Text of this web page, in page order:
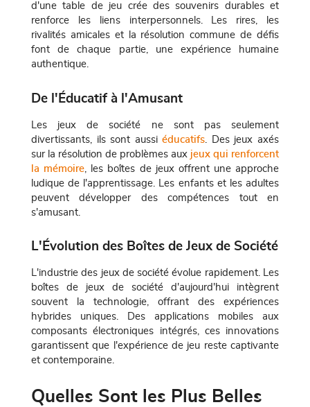
d'une table de jeu crée des souvenirs durables et
renforce les liens interpersonnels. Les rires, les
rivalités amicales et la résolution commune de défis
font de chaque partie, une expérience humaine
authentique.
De l'Éducatif à l'Amusant
Les jeux de société ne sont pas seulement
divertissants, ils sont aussiéducatifs . Des jeux axés
sur la résolution de problèmes aux jeux qui renforcent
la mémoire , les boîtes de jeux offrent une approche
ludique de l'apprentissage. Les enfants et les adultes
peuvent développer des compétences tout en
s'amusant.
L'Évolution des Boîtes de Jeux de Société
L'industrie des jeux de société évolue rapidement. Les
boîtes de jeux de société d'aujourd'hui intègrent
souvent la technologie, offrant des expériences
hybrides uniques. Des applications mobiles aux
composants électroniques intégrés, ces innovations
garantissent que l'expérience de jeu reste captivante
et contemporaine.
Quelles Sont les Plus Belles